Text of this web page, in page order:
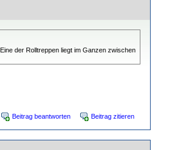
der Rolltreppen liegt im Ganzen zwischen
Beitrag beantworten Beitrag zitieren